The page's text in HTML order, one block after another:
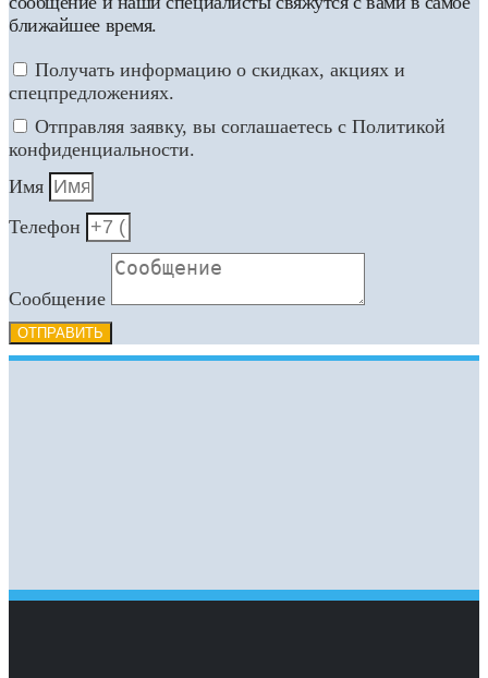
ближайшее время.
Получать информацию о скидках, акциях и
спецпредложениях.
Отправляя заявку, вы соглашаетесь с Политикой
конфиденциальности.
Имя
Телефон
Сообщение
ОТПРАВИТЬ